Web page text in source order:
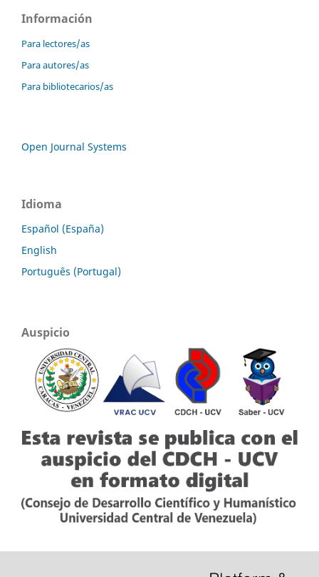
Información
Para lectores/as
Para autores/as
Para bibliotecarios/as
Open Journal Systems
Idioma
Español (España)
English
Português (Portugal)
Auspicio